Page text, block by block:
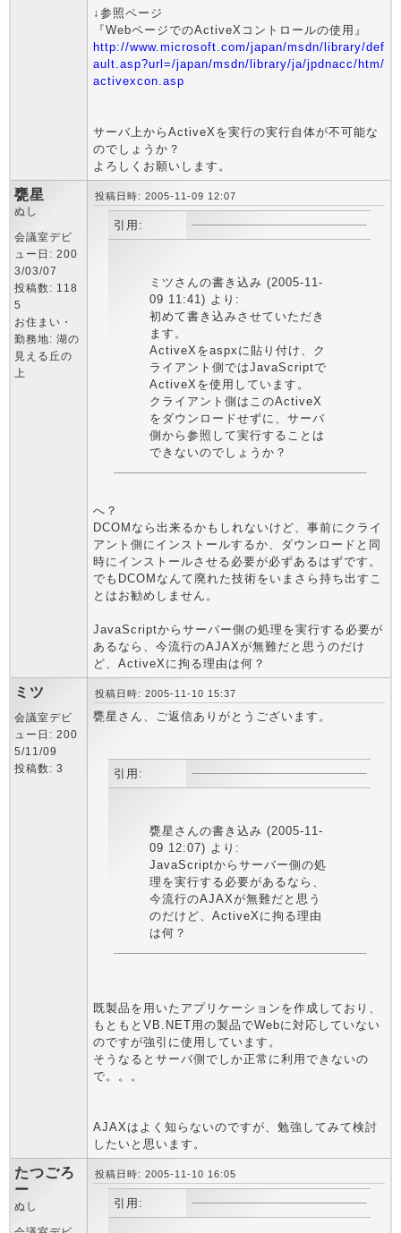
↓参照ページ
『WebページでのActiveXコントロールの使用』
http://www.microsoft.com/japan/msdn/library/def
ault.asp?url=/japan/msdn/library/ja/jpdnacc/htm/
activexcon.asp
サーバ上からActiveXを実行の実行自体が不可能な
のでしょうか？
よろしくお願いします。
甕星
ぬし
会議室デビ
ュー日: 200
3/03/07
投稿数: 118
5
お住まい・
勤務地: 湖の
見える丘の
上
投稿日時: 2005-11-09 12:07
引用:
ミツさんの書き込み (2005-11-
09 11:41) より:
初めて書き込みさせていただき
ます。
ActiveXをaspxに貼り付け、ク
ライアント側ではJavaScriptで
ActiveXを使用しています。
クライアント側はこのActiveX
をダウンロードせずに、サーバ
側から参照して実行することは
できないのでしょうか？
へ？
DCOMなら出来るかもしれないけど、事前にクライ
アント側にインストールするか、ダウンロードと同
時にインストールさせる必要が必ずあるはずです。
でもDCOMなんて廃れた技術をいまさら持ち出すこ
とはお勧めしません。
JavaScriptからサーバー側の処理を実行する必要が
あるなら、今流行のAJAXが無難だと思うのだけ
ど、ActiveXに拘る理由は何？
ミツ
会議室デビ
ュー日: 200
5/11/09
投稿数: 3
投稿日時: 2005-11-10 15:37
甕星さん、ご返信ありがとうございます。
引用:
甕星さんの書き込み (2005-11-
09 12:07) より:
JavaScriptからサーバー側の処
理を実行する必要があるなら、
今流行のAJAXが無難だと思う
のだけど、ActiveXに拘る理由
は何？
既製品を用いたアプリケーションを作成しており、
もともとVB.NET用の製品でWebに対応していない
のですが強引に使用しています。
そうなるとサーバ側でしか正常に利用できないの
で。。。
AJAXはよく知らないのですが、勉強してみて検討
したいと思います。
たつごろ
ー
ぬし
投稿日時: 2005-11-10 16:05
引用: